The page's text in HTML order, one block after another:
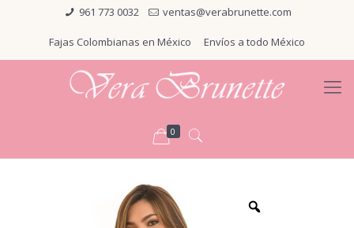
961 773 0032 ventas@verabrunette.com
Fajas Colombianas en México Envíos a todo México
0